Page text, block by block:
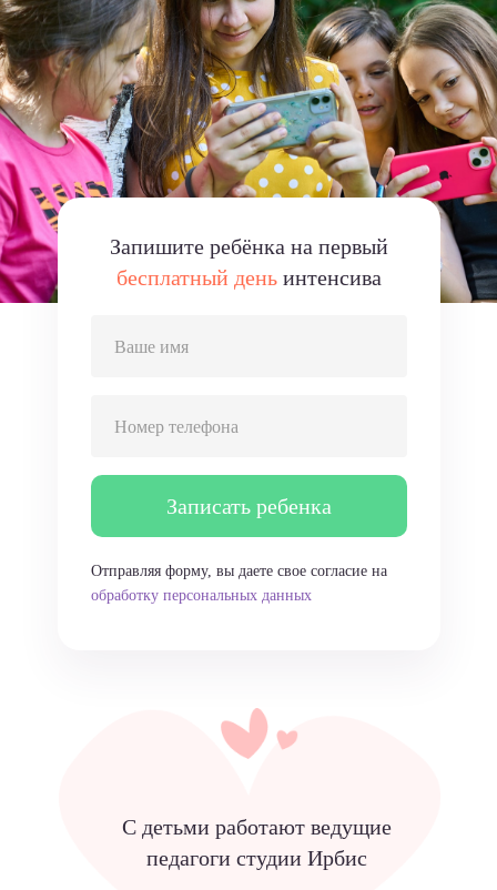
Запишите ребёнка на первый
бесплатный деньинтенсива
Ваше имя
Номер телефона
Записать ребенка
Отправляя форму, вы даете свое согласие на
обработку персональных данных
С детьми работают ведущие
педагоги студии Ирбис